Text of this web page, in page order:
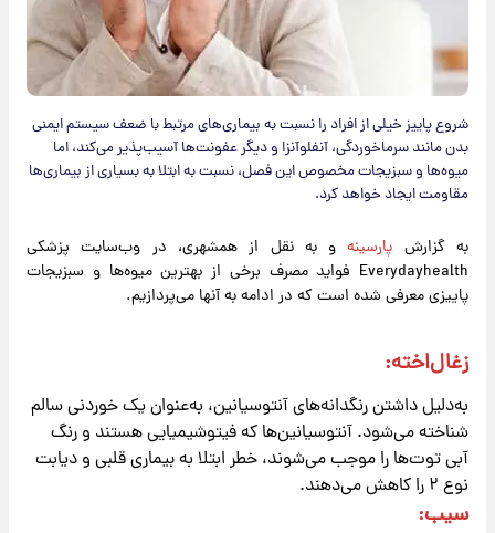
​شروع پاییز خیلی از افراد را نسبت به بیماری‌های مرتبط با ضعف سیستم ایمنی
بدن مانند سرماخوردگی، آنفلوآنزا و دیگر عفونت‌ها آسیب‌پذیر می‌کند، اما
میوه‌ها و سبزیجات مخصوص این فصل، نسبت به ابتلا به بسیاری از بیماری‌ها
مقاومت ایجاد خواهد کرد.
به گزارش پارسینهو به نقل از همشهری، در وب‌سایت پزشکی
Everydayhealth فواید مصرف برخی از بهترین میوه‌ها و سبزیجات
پاییزی معرفی شده است که در ادامه به آنها می‌پردازیم.
زغال‌اخته:
به‌دلیل داشتن رنگدانه‌های آنتوسیانین، به‌عنوان یک خوردنی سالم
شناخته می‌شود. آنتوسیانین‌ها که فیتوشیمیایی هستند و رنگ
آبی توت‌ها را موجب می‌شوند، خطر ابتلا به بیماری قلبی و دیابت
نوع ۲ را کاهش می‌دهند.
سیب: